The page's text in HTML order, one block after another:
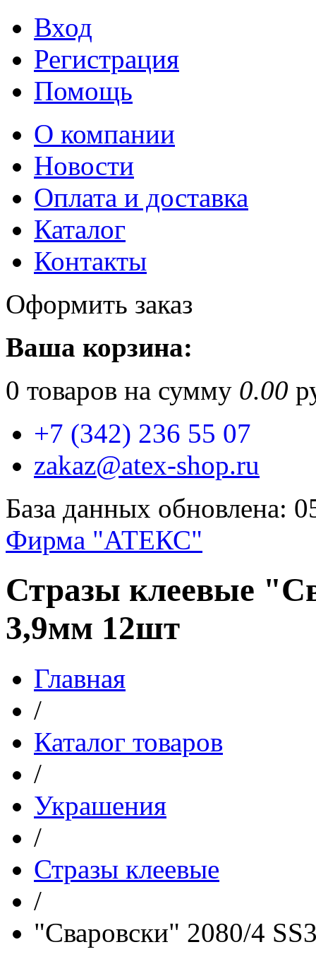
Вход
Регистрация
Помощь
О компании
Новости
Оплата и доставка
Каталог
Контакты
Оформить заказ
Ваша корзина:
0 товаров на сумму 0.00
+7 (342) 236 55 07
zakaz@atex-shop.ru
База данных обновлена:
Фирма "АТЕКС"
Стразы клеевые
3,9мм 12шт
Главная
/
Каталог товаров
/
Украшения
/
Стразы клеевые
/
"Сваровски" 2080/4